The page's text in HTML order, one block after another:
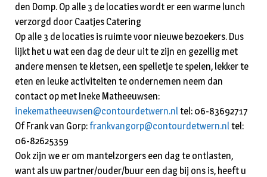
den Domp. Op alle 3 de locaties wordt er een warme lunch
verzorgd door Caatjes Catering
Op alle 3 de locaties is ruimte voor nieuwe bezoekers. Dus
lijkt het u wat een dag de deur uit te zijn en gezellig met
andere mensen te kletsen, een spelletje te spelen, lekker te
eten en leuke activiteiten te ondernemen neem dan
contact op met Ineke Matheeuwsen:
inekematheeuwsen@contourdetwern.nl tel: 06-83692717
Of Frank van Gorp:frankvangorp@contourdetwern.nl tel:
06-82625359
Ook zijn we er om mantelzorgers een dag te ontlasten,
want als uw partner/ouder/buur een dag bij ons is, heeft u